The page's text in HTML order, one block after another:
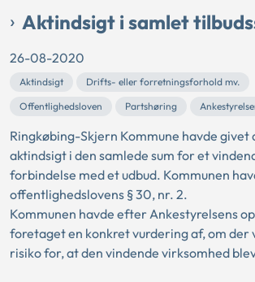
Aktindsigt i samlet
26-08-2020
Aktindsigt
Drifts- eller forretningsforhold mv.
Offentlighedsloven
Partshøring
Ringkøbing-Skjern Kommune havde givet
aktindsigt i den samlede sum for et
forbindelse med et udbud. Kommunen
offentlighedslovens § 30, nr. 2.
Kommunen havde efter Ankestyrelsens
foretaget en konkret vurdering af, om
risiko for, at den vindende virksomhed